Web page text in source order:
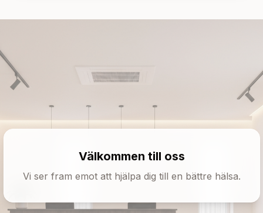
Välkommen till oss
Vi ser fram emot att hjälpa dig till en bättre hälsa.